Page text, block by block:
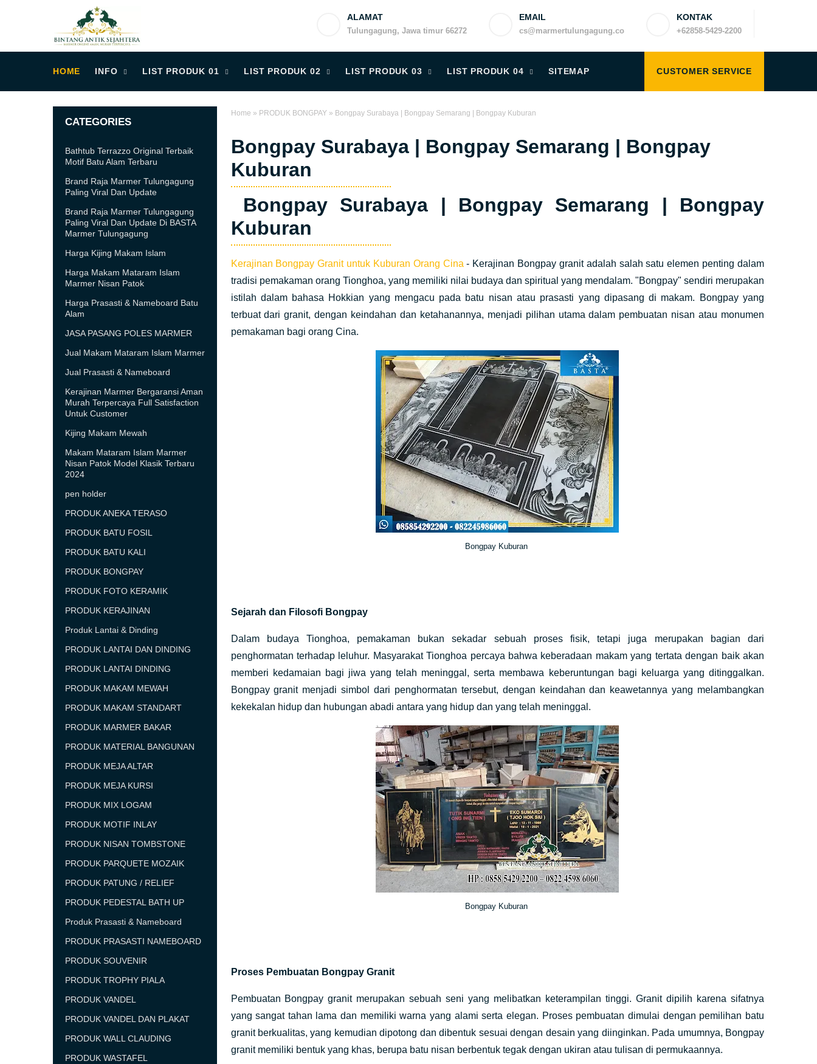
ALAMAT
Tulungagung, Jawa timur 66272
EMAIL
cs@marmertulungagung.co
KONTAK
+62858-5429-2200
HOME INFO LIST PRODUK 01 LIST PRODUK 02 LIST PRODUK 03 LIST PRODUK 04 SITEMAP CUSTOMER SERVICE
Home » PRODUK BONGPAY» Bongpay Surabaya | Bongpay Semarang | Bongpay Kuburan
Bongpay Surabaya | Bongpay Semarang | Bongpay
Kuburan
Bongpay Surabaya | Bongpay Semarang | Bongpay
Kuburan
Kerajinan Bongpay Granit untuk Kuburan Orang Cina - Kerajinan Bongpay granit adalah salah satu elemen penting dalam
tradisi pemakaman orang Tionghoa, yang memiliki nilai budaya dan spiritual yang mendalam. "Bongpay" sendiri merupakan
istilah dalam bahasa Hokkian yang mengacu pada batu nisan atau prasasti yang dipasang di makam. Bongpay yang
terbuat dari granit, dengan keindahan dan ketahanannya, menjadi pilihan utama dalam pembuatan nisan atau monumen
pemakaman bagi orang Cina.
Bongpay Kuburan
Sejarah dan Filosofi Bongpay
Dalam budaya Tionghoa, pemakaman bukan sekadar sebuah proses fisik, tetapi juga merupakan bagian dari
penghormatan terhadap leluhur. Masyarakat Tionghoa percaya bahwa keberadaan makam yang tertata dengan baik akan
memberi kedamaian bagi jiwa yang telah meninggal, serta membawa keberuntungan bagi keluarga yang ditinggalkan.
Bongpay granit menjadi simbol dari penghormatan tersebut, dengan keindahan dan keawetannya yang melambangkan
kekekalan hidup dan hubungan abadi antara yang hidup dan yang telah meninggal.
Bongpay Kuburan
Proses Pembuatan Bongpay Granit
Pembuatan Bongpay granit merupakan sebuah seni yang melibatkan keterampilan tinggi. Granit dipilih karena sifatnya
yang sangat tahan lama dan memiliki warna yang alami serta elegan. Proses pembuatan dimulai dengan pemilihan batu
granit berkualitas, yang kemudian dipotong dan dibentuk sesuai dengan desain yang diinginkan. Pada umumnya, Bongpay
granit memiliki bentuk yang khas, berupa batu nisan berbentuk tegak dengan ukiran atau tulisan di permukaannya.
CATEGORIES
Bathtub Terrazzo Original Terbaik
Motif Batu Alam Terbaru
Brand Raja Marmer Tulungagung
Paling Viral Dan Update
Brand Raja Marmer Tulungagung
Paling Viral Dan Update Di BASTA
Marmer Tulungagung
Harga Kijing Makam Islam
Harga Makam Mataram Islam
Marmer Nisan Patok
Harga Prasasti & Nameboard Batu
Alam
JASA PASANG POLES MARMER
Jual Makam Mataram Islam Marmer
Jual Prasasti & Nameboard
Kerajinan Marmer Bergaransi Aman
Murah Terpercaya Full Satisfaction
Untuk Customer
Kijing Makam Mewah
Makam Mataram Islam Marmer
Nisan Patok Model Klasik Terbaru
2024
pen holder
PRODUK ANEKA TERASO
PRODUK BATU FOSIL
PRODUK BATU KALI
PRODUK BONGPAY
PRODUK FOTO KERAMIK
PRODUK KERAJINAN
Produk Lantai & Dinding
PRODUK LANTAI DAN DINDING
PRODUK LANTAI DINDING
PRODUK MAKAM MEWAH
PRODUK MAKAM STANDART
PRODUK MARMER BAKAR
PRODUK MATERIAL BANGUNAN
PRODUK MEJA ALTAR
PRODUK MEJA KURSI
PRODUK MIX LOGAM
PRODUK MOTIF INLAY
PRODUK NISAN TOMBSTONE
PRODUK PARQUETE MOZAIK
PRODUK PATUNG / RELIEF
PRODUK PEDESTAL BATH UP
Produk Prasasti & Nameboard
PRODUK PRASASTI NAMEBOARD
PRODUK SOUVENIR
PRODUK TROPHY PIALA
PRODUK VANDEL
PRODUK VANDEL DAN PLAKAT
PRODUK WALL CLAUDING
PRODUK WASTAFEL